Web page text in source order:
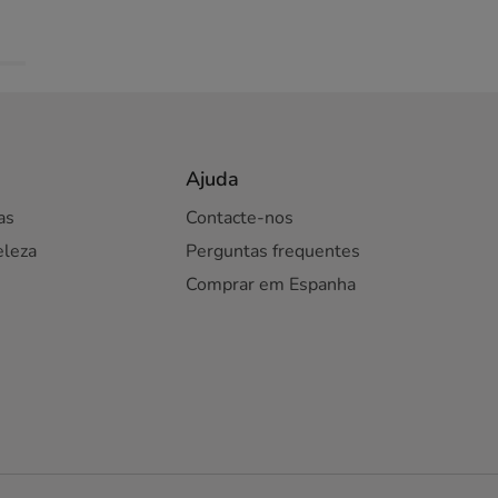
Ajuda
Contacte-nos
Perguntas frequentes
Comprar em Espanha